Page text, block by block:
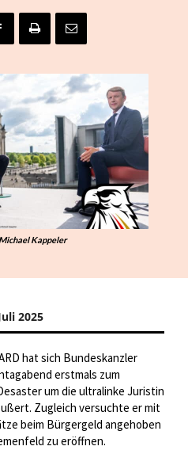
Kappeler
2025
hat sich Bundeskanzler
erstmals zum
um die ultralinke Juristin
Zugleich versuchte er mit
beim Bürgergeld angehoben
zu eröffnen.